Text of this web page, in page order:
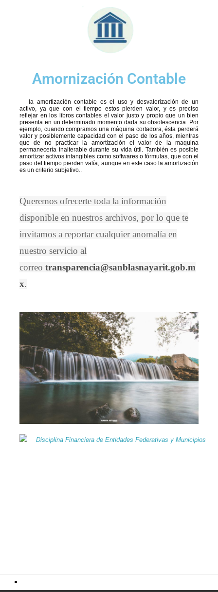
Amornización Contable
la amortización contable es el uso y desvalorización de un
activo, ya que con el tiempo estos pierden valor, y es preciso
reflejar en los libros contables el valor justo y propio que un bien
presenta en un determinado momento dada su obsolescencia. Por
ejemplo, cuando compramos una máquina cortadora, ésta perderá
valor y posiblemente capacidad con el paso de los años, mientras
que de no practicar la amortización el valor de la maquina
permanecería inalterable durante su vida útil. También es posible
amortizar activos intangibles como softwares o fórmulas, que con el
paso del tiempo pierden valía, aunque en este caso la amortización
es un criterio subjetivo..
Queremos ofrecerte toda la información
disponible en nuestros archivos, por lo que te
invitamos a reportar cualquier anomalía en
nuestro servicio al
correo transparencia@sanblasnayarit.gob.m
x.